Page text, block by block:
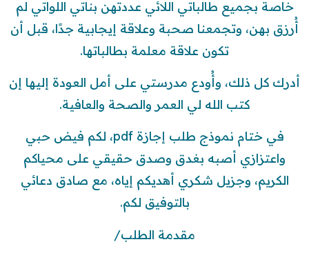
خاصة بجميع طالباتي اللائي عددتهن بناتي اللواتي لم
أُرزق بهن، وتجمعنا صحبة وعلاقة إيجابية جدًا، قبل أن
تكون علاقة معلمة بطالباتها.
أدرك كل ذلك، وأُودع مدرستي على أمل العودة إليها إن
كتب الله لي العمر والصحة والعافية.
في ختام نموذج طلب إجازة pdf، لكم فيض حبي
واعتزازي أصبه بغدق وصدق حقيقي على محياكم
الكريم، وجزيل شكري أهديكم إياه، مع صادق دعائي
بالتوفيق لكم.
مقدمة الطلب/